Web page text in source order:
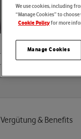
Vergütung & Benefits
We use cookies, including
“Manage Cookies” to
Cookie Policyfor more
Manage Cookies